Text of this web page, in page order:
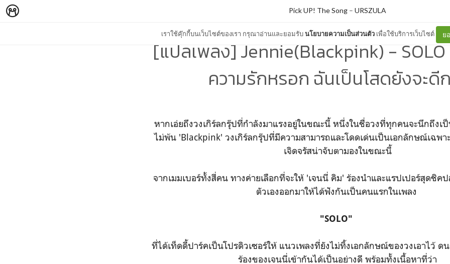
เราใช้คุ๊กกี้บนเว็บไซต์ของเรา กรุณาอ่านและยอมรับนโยบายความเป็นส่วนตัว เพื่อใช้บริการเว็บไซต์ ย
Pick UP! The Song – URSZULA
[แปลเพลง] Jennie(Blackpink) - SOLO
ความรักหรอก ฉันเป็นโสดยังจะดี
หากเอ่ยถึงวงเกิร์ลกรุ๊ปที่กำลังมาแรงอยู่ในขณะนี้ หนึ่งในชื่อวงที่ทุกคนจะนึกถึง
ไม่พ้น 'Blackpink' วงเกิร์ลกรุ๊ปที่มีความสามารถและโดดเด่นเป็นเอกลักษณ์เฉพา
เจิดจรัสน่าจับตามองในขณะนี้
จากเมมเบอร์ทั้งสี่คน ทางค่ายเลือกที่จะให้ 'เจนนี่ คิม' ร้องนำและแรปเปอร์สุดชิคป
ตัวเองออกมาให้ได้ฟังกันเป็นคนแรกในเพลง
"SOLO"
ที่ได้เท็ดดี้ปาร์คเป็นโปรดิวเซอร์ให้ แนวเพลงที่ยังไม่ทิ้งเอกลักษณ์ของวงเอาไว้ ด
ร้องของเจนนี่เข้ากันได้เป็นอย่างดี พร้อมทั้งเนื้อหาที่ว่า